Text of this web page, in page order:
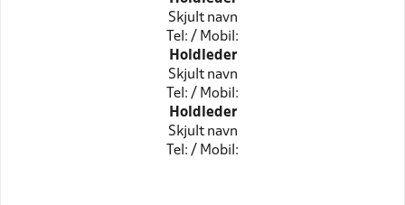
Skjult navn
Tel: / Mobil:
Holdleder
Skjult navn
Tel: / Mobil:
Holdleder
Skjult navn
Tel: / Mobil: